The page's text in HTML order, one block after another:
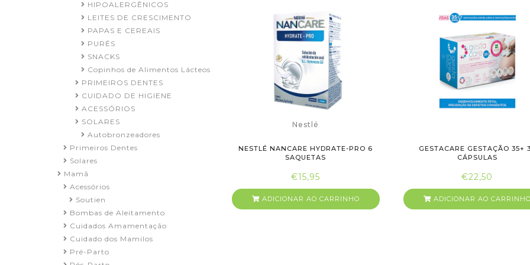
HIPOALERGÊNICOS
LEITES DE CRESCIMENTO
PAPAS E CEREAIS
PURÉS
SNACKS
Copinhos de Alimentos Lácteos
PRIMEIROS DENTES
CUIDADO DE HIGIENE
ACESSÓRIOS
SOLARES
Autobronzeadores
Primeiros Dentes
Solares
Mamã
Acessórios
Soutien
Bombas de Aleitamento
Cuidados Amamentação
Cuidado dos Mamilos
Pré-Parto
Nestlé
NESTLÉ NANCARE HYDRATE-PRO 6
SAQUETAS
€15,95
ADICIONAR AO CARRINHO
GESTACARE GESTAÇÃO 35+
CÁPSULAS
€22,50
ADICIONAR AO